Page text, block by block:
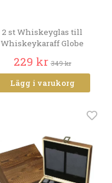
2 st Whiskeyglas till
Whiskeykaraff Globe
229 kr 349 kr
Lägg i varukorg